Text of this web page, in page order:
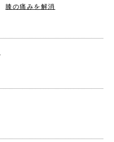
膝の痛みを解消